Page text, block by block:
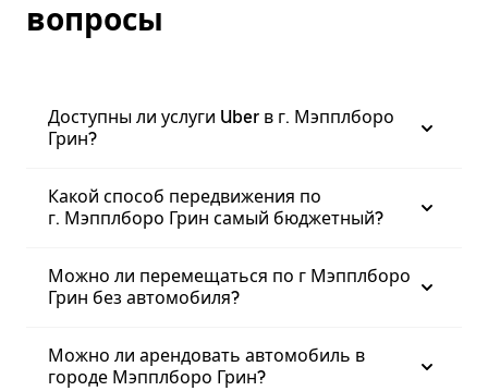
вопросы
Доступны ли услуги Uber в г. Мэпплборо
Грин?
Какой способ передвижения по
г. Мэпплборо Грин самый бюджетный?
Можно ли перемещаться по г Мэпплборо
Грин без автомобиля?
Можно ли арендовать автомобиль в
городе Мэпплборо Грин?